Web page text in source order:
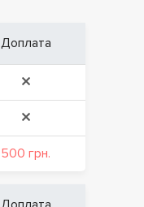
Доплата
500 грн.